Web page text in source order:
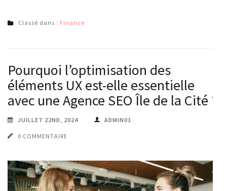
Classé dans : Finance
Pourquoi l’optimisation des
éléments UX est-elle essentielle
avec une Agence SEO Île de la Cité ?
JUILLET 22ND, 2024 ADMIN01
0 COMMENTAIRE